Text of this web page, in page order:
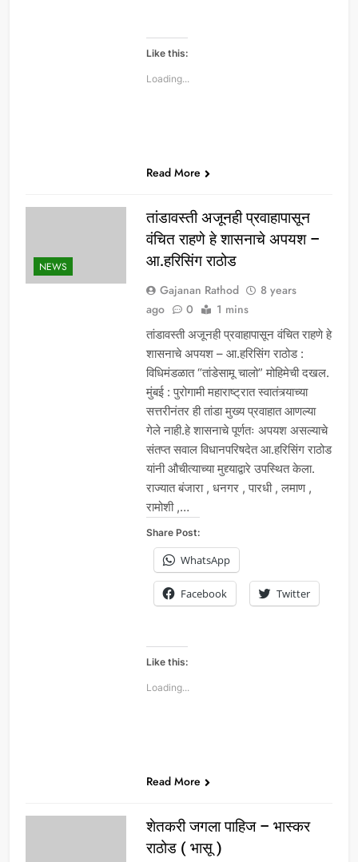
Like this:
Loading...
Read More
NEWS
तांडावस्ती अजूनही प्रवाहापासून
वंचित राहणे हे शासनाचे अपयश –
आ.हरिसिंग राठोड
Gajanan Rathod
8 years
ago
0 1 mins
तांडावस्ती अजूनही प्रवाहापासून वंचित राहणे हे
शासनाचे अपयश – आ.हरिसिंग राठोड :
विधिमंडळात “तांडेसामू चालो” मोहिमेची दखल.
मुंबई : पुरोगामी महाराष्ट्रात स्वातंत्र्याच्या
सत्तरीनंतर ही तांडा मुख्य प्रवाहात आणल्या
गेले नाही.हे शासनाचे पूर्णतः अपयश असल्याचे
संतप्त सवाल विधानपरिषदेत आ.हरिसिंग राठोड
यांनी औचीत्याच्या मुद्द्याद्वारे उपस्थित केला.
राज्यात बंजारा , धनगर , पारधी , लमाण ,
रामोशी ,…
Share Post:
WhatsApp
Facebook Twitter
Like this:
Loading...
Read More
शेतकरी जगला पाहिज – भास्कर
राठोड ( भासू )